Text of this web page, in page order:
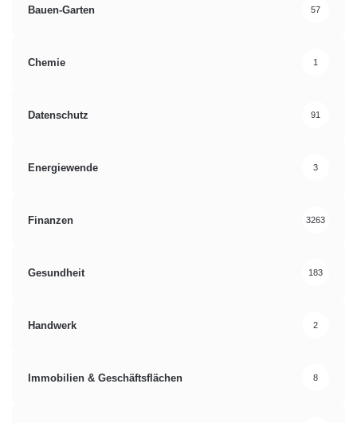
Bauen-Garten 57
Chemie 1
Datenschutz 91
Energiewende 3
Finanzen 3263
Gesundheit 183
Handwerk 2
Immobilien & Geschäftsflächen 8